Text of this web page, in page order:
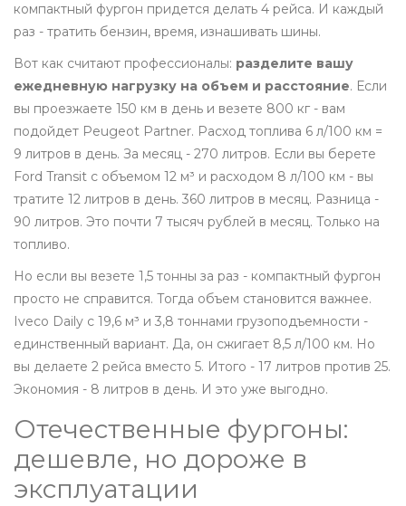
компактный фургон придется делать 4 рейса. И каждый
раз - тратить бензин, время, изнашивать шины.
Вот как считают профессионалы: разделите вашу
ежедневную нагрузку на объем и расстояние. Если
вы проезжаете 150 км в день и везете 800 кг - вам
подойдет Peugeot Partner. Расход топлива 6 л/100 км =
9 литров в день. За месяц - 270 литров. Если вы берете
Ford Transit с объемом 12 м³ и расходом 8 л/100 км - вы
тратите 12 литров в день. 360 литров в месяц. Разница -
90 литров. Это почти 7 тысяч рублей в месяц. Только на
топливо.
Но если вы везете 1,5 тонны за раз - компактный фургон
просто не справится. Тогда объем становится важнее.
Iveco Daily с 19,6 м³ и 3,8 тоннами грузоподъемности -
единственный вариант. Да, он сжигает 8,5 л/100 км. Но
вы делаете 2 рейса вместо 5. Итого - 17 литров против 25.
Экономия - 8 литров в день. И это уже выгодно.
Отечественные фургоны:
дешевле, но дороже в
эксплуатации